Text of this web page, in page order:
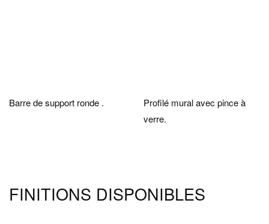
Barre de support ronde .
Profilé mural avec pince à
verre.
FINITIONS DISPONIBLES